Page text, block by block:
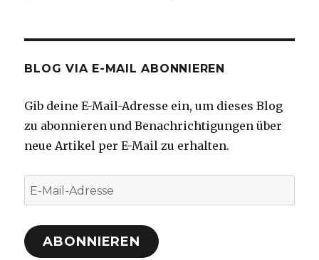
BLOG VIA E-MAIL ABONNIEREN
Gib deine E-Mail-Adresse ein, um dieses Blog
zu abonnieren und Benachrichtigungen über
neue Artikel per E-Mail zu erhalten.
E-
Mail-
Adresse
ABONNIEREN